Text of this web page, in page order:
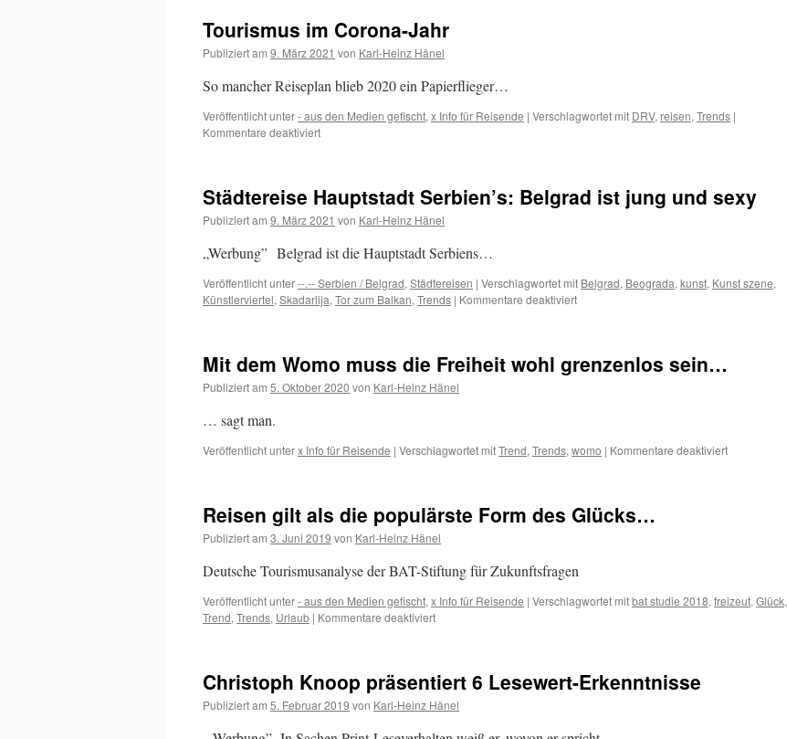
Tourismus im Corona-Jahr
Publiziert am 9. März 2021 von Karl-Heinz Hänel
So mancher Reiseplan blieb 2020 ein Papierflieger…
Veröffentlicht unter- aus den Medien gefischt, x Info für Reisende | Verschlagwortet mit DRV, reisen, Trends |
Kommentare deaktiviertfür
Jahr
Städtereise Hauptstadt Serbien’s: Belgrad ist jung und sexy
Publiziert am 9. März 2021 von Karl-Heinz Hänel
„Werbung” Belgrad ist die Hauptstadt Serbiens…
Veröffentlicht unter--.-- Serbien / Belgrad, Städtereisen | Verschlagwortet mit Belgrad, Beograda, kunst, Kunst szene,
Künstlerviertel, Skadarlija, Tor zum Balkan, Trends | Kommentare deaktiviertfür
Belgrad
Mit dem Womo muss die Freiheit wohl grenzenlos sein…
Publiziert am 5. Oktober 2020 von Karl-Heinz Hänel
… sagt man.
Veröffentlicht unterx Info für Reisende | Verschlagwortet mitTrend, Trends, womo | Kommentare deaktiviertfür
sein…
Reisen gilt als die populärste Form des Glücks…
Publiziert am 3. Juni 2019 von Karl-Heinz Hänel
Deutsche Tourismusanalyse der BAT-Stiftung für Zukunftsfragen
Veröffentlicht unter- aus den Medien gefischt, x Info für Reisende | Verschlagwortet mitbat studie 2018, freizeut, Glück,
Trend, Trends, Urlaub | Kommentare deaktiviertfür
die
populärste
Form
des
Christoph Knoop präsentiert 6 Lesewert-Erkenntnisse
Publiziert am 5. Februar 2019 von Karl-Heinz Hänel